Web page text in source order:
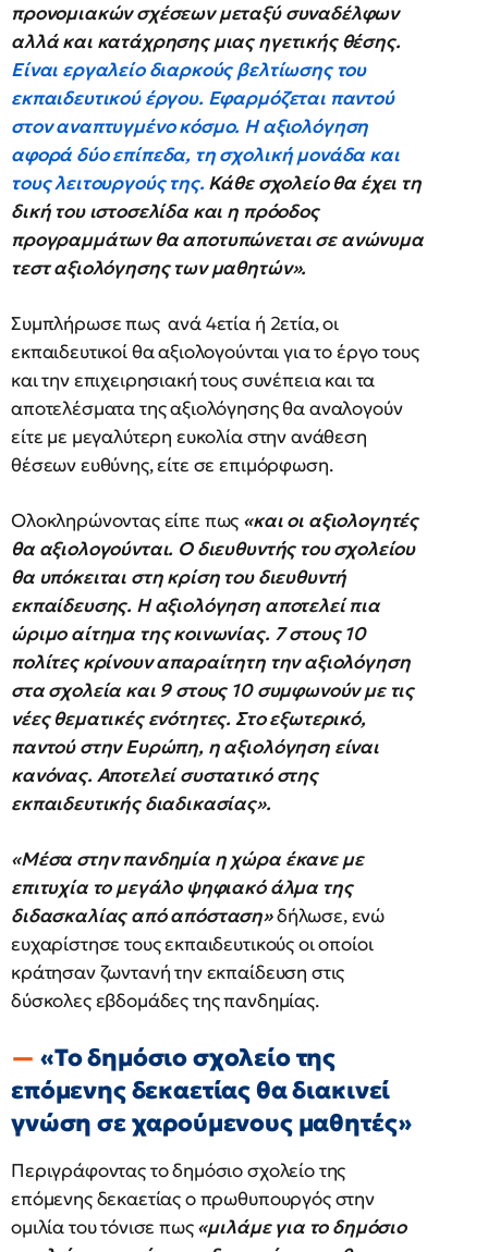
προνομιακών σχέσεων μεταξύ συναδέλφων
αλλά και κατάχρησης μιας ηγετικής θέσης.
Είναι εργαλείο διαρκούς βελτίωσης του
εκπαιδευτικού έργου. Εφαρμόζεται παντού
στον αναπτυγμένο κόσμο. Η αξιολόγηση
αφορά δύο επίπεδα, τη σχολική μονάδα και
τους λειτουργούς της. Κάθε σχολείο θα έχει τη
δική του ιστοσελίδα και η πρόοδος
προγραμμάτων θα αποτυπώνεται σε ανώνυμα
τεστ αξιολόγησης των μαθητών».
Συμπλήρωσε πως ανά 4ετία ή 2ετία, οι
εκπαιδευτικοί θα αξιολογούνται για το έργο τους
και την επιχειρησιακή τους συνέπεια και τα
αποτελέσματα της αξιολόγησης θα αναλογούν
είτε με μεγαλύτερη ευκολία στην ανάθεση
θέσεων ευθύνης, είτε σε επιμόρφωση.
Ολοκληρώνοντας είπε πως «και οι αξιολογητές
θα αξιολογούνται. Ο διευθυντής του σχολείου
θα υπόκειται στη κρίση του διευθυντή
εκπαίδευσης. Η αξιολόγηση αποτελεί πια
ώριμο αίτημα της κοινωνίας. 7 στους 10
πολίτες κρίνουν απαραίτητη την αξιολόγηση
στα σχολεία και 9 στους 10 συμφωνούν με τις
νέες θεματικές ενότητες. Στο εξωτερικό,
παντού στην Ευρώπη, η αξιολόγηση είναι
κανόνας. Αποτελεί συστατικό στης
εκπαιδευτικής διαδικασίας».
«Μέσα στην πανδημία η χώρα έκανε με
επιτυχία το μεγάλο ψηφιακό άλμα της
διδασκαλίας από απόσταση»δήλωσε, ενώ
ευχαρίστησε τους εκπαιδευτικούς οι οποίοι
κράτησαν ζωντανή την εκπαίδευση στις
δύσκολες εβδομάδες της πανδημίας.
«Το δημόσιο σχολείο της
επόμενης δεκαετίας θα διακινεί
γνώση σε χαρούμενους μαθητές»
Περιγράφοντας το δημόσιο σχολείο της
επόμενης δεκαετίας ο πρωθυπουργός στην
ομιλία του τόνισε πως«μιλάμε για το δημόσιο